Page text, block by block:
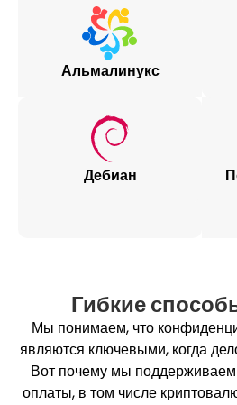
Альмалинукс
Дебиан
Гибкие
Мы понимаем, что
являются ключевыми, когда
Вот почему мы поддерживаем
оплаты, в том числе